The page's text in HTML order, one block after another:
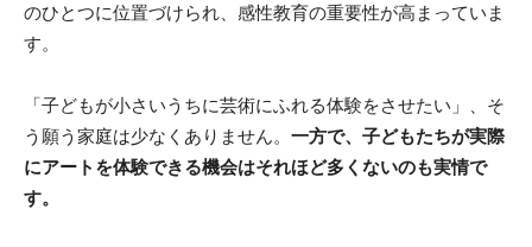
のひとつに位置づけられ、感性教育の重要性が高まっていま
す。
「子どもが小さいうちに芸術にふれる体験をさせたい」、そ
う願う家庭は少なくありません。 一方で、子どもたちが実際
にアートを体験できる機会はそれほど多くないのも実情で
す。